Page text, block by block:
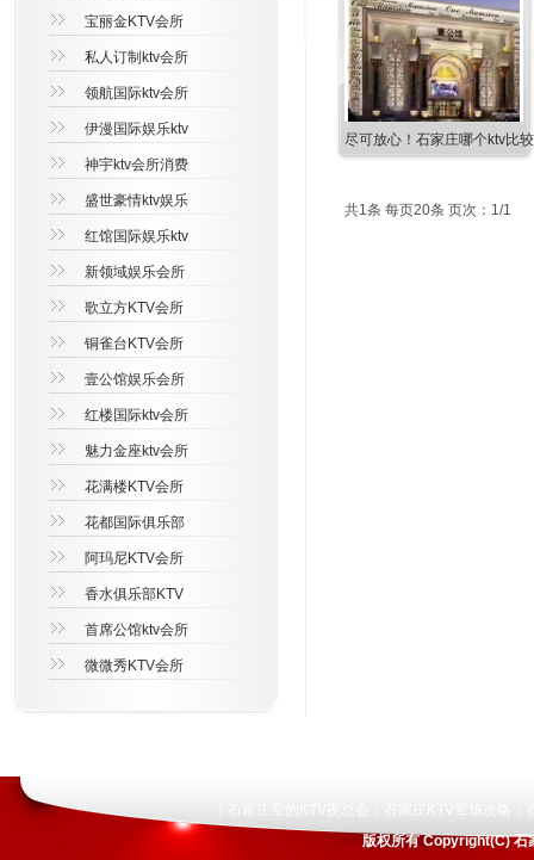
尽可放心！石家庄哪个ktv比
共1条 每页20条 页次：1/1
宝丽金KTV会所
私人订制ktv会所
领航国际ktv会所
伊漫国际娱乐ktv
神宇ktv会所消费
盛世豪情ktv娱乐
红馆国际娱乐ktv
新领域娱乐会所
歌立方KTV会所
铜雀台KTV会所
壹公馆娱乐会所
红楼国际ktv会所
魅力金座ktv会所
花满楼KTV会所
花都国际俱乐部
阿玛尼KTV会所
香水俱乐部KTV
首席公馆ktv会所
微微秀KTV会所
版权所有 Copyright(C) 石